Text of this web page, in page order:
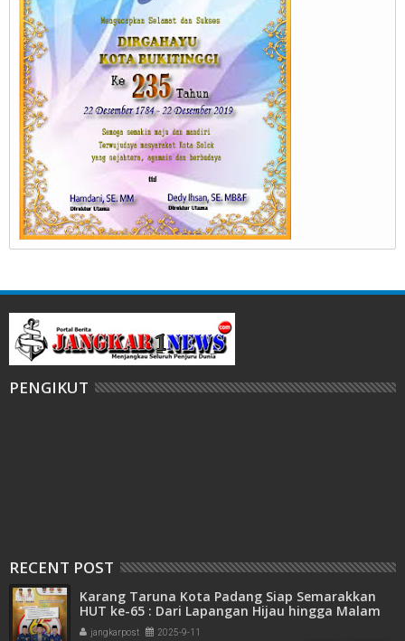
PENGIKUT
RECENT POST
Karang Taruna Kota Padang Siap Semarakkan
HUT ke-65 : Dari Lapangan Hijau hingga Malam
Kebersamaan
jangkarpost 2025-9-11